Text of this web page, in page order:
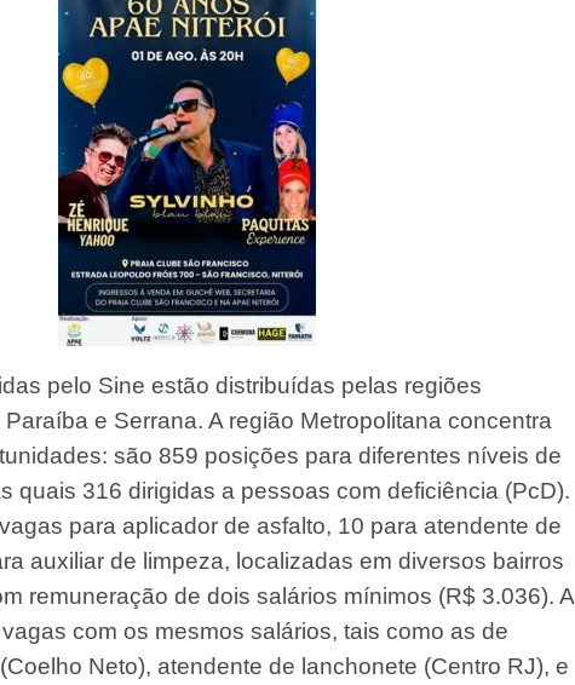
pelo Sine estão distribuídas pelas regiões
e Serrana. A região Metropolitana concentra
são 859 posições para diferentes níveis de
quais 316 dirigidas a pessoas com deficiência (PcD).
para aplicador de asfalto, 10 para atendente de
auxiliar de limpeza, localizadas em diversos bairros
remuneração de dois salários mínimos (R$ 3.036). A
com os mesmos salários, tais como as de
Neto), atendente de lanchonete (Centro RJ), e